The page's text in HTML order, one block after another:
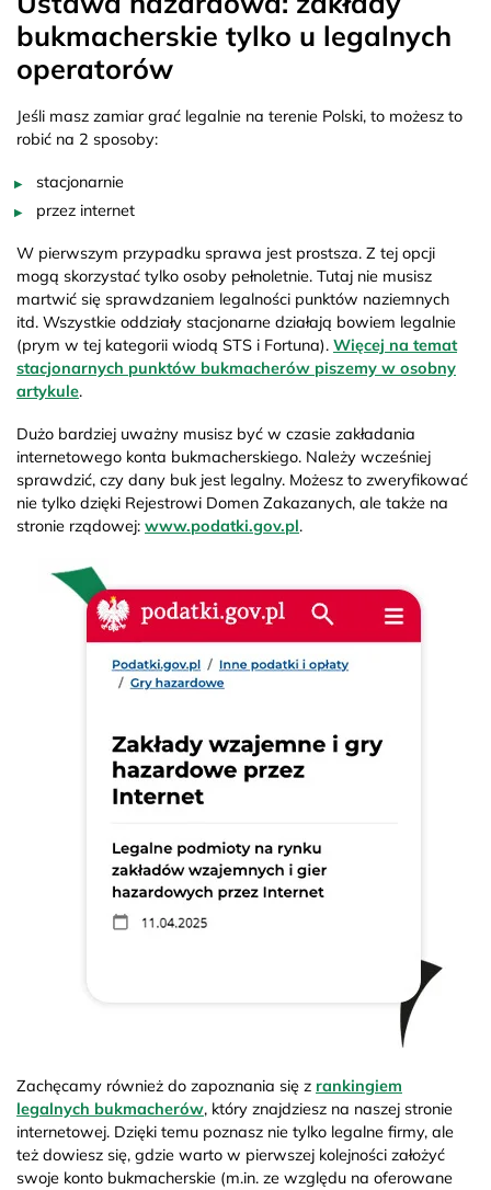
bukmacherskie tylko u legalnych
operatorów
Jeśli masz zamiar grać legalnie na terenie Polski, to możesz to
robić na 2 sposoby:
stacjonarnie
przez internet
W pierwszym przypadku sprawa jest prostsza. Z tej opcji
mogą skorzystać tylko osoby pełnoletnie. Tutaj nie musisz
martwić się sprawdzaniem legalności punktów naziemnych
itd. Wszystkie oddziały stacjonarne działają bowiem legalnie
(prym w tej kategorii wiodą STS i Fortuna). Więcej na temat
stacjonarnych punktów bukmacherów piszemy w osobny
artykule.
Dużo bardziej uważny musisz być w czasie zakładania
internetowego konta bukmacherskiego. Należy wcześniej
sprawdzić, czy dany buk jest legalny. Możesz to zweryfikować
nie tylko dzięki Rejestrowi Domen Zakazanych, ale także na
stronie rządowej: www.podatki.gov.pl.
Zachęcamy również do zapoznania się z rankingiem
legalnych bukmacherów, który znajdziesz na naszej stronie
internetowej. Dzięki temu poznasz nie tylko legalne firmy, ale
też dowiesz się, gdzie warto w pierwszej kolejności założyć
swoje konto bukmacherskie (m.in. ze względu na oferowane